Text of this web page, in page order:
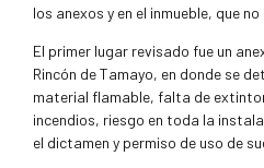
los anexos y en el inmueble, que
El primer lugar revisado fue un
Rincón de Tamayo, en donde se
material flamable, falta de
incendios, riesgo en toda la
el dictamen y permiso de uso de